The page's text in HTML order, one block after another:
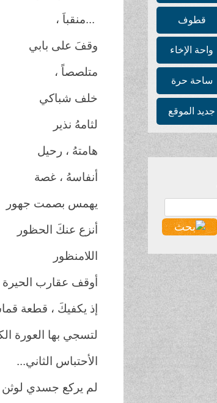
قطوف
واحة الإخاء
ساحة حرة
جديد الموقع
...منقباَ ،
وقفَ على بابي
متلصصاً ،
خلف شباكي
لثامهُ نذير
هامتهُ ، رحيل
أنفاسهُ ، غصة
يهمس بصمت جهور
أنزع عنكَ الحظور
اللامنظور
أوقف عقارب الحيرة
إذ يكفيكَ ، قطعة
لتسجي بها العورة
الأحتباس الثاني...
لم يركع جسدي لوثن